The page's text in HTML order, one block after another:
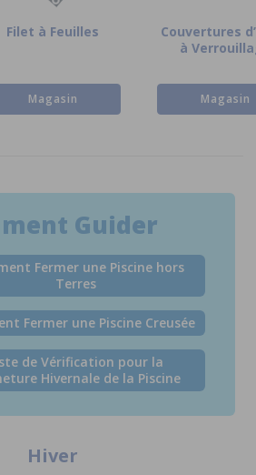
Filet à Feuilles
Magasin
Couvertures
à
Magasin
Guider
Fermer une Piscine hors
Terres
Fermer une Piscine Creusée
de Vérification pour la
Hivernale de la Piscine
Hiver